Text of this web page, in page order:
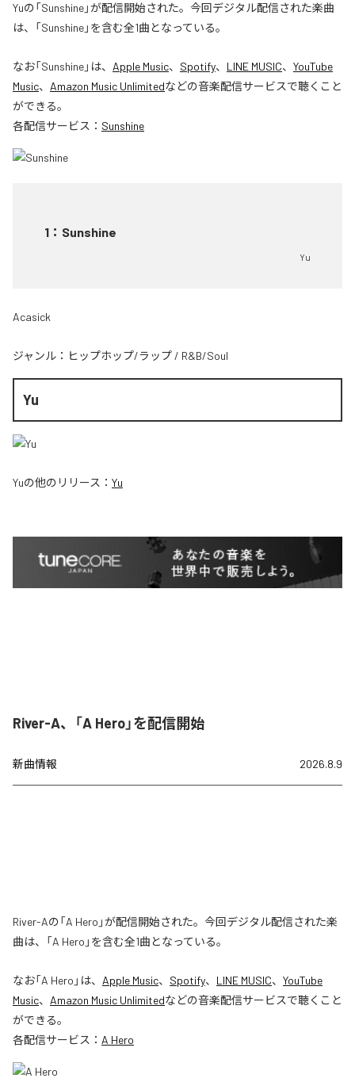
Yuの「Sunshine」が配信開始された。今回デジタル配信された楽曲
は、「Sunshine」を含む全1曲となっている。
なお「Sunshine」は、 Apple Music、 Spotify、 LINE MUSIC、 YouTube
Music、 Amazon Music Unlimitedなどの音楽配信サービスで聴くこと
ができる。
各配信サービス： Sunshine
1 ： Sunshine
Yu
Acasick
ジャンル： ヒップホップ/ラップ / R&B/Soul
Yu
Yuの他のリリース： Yu
River-A、「A Hero」を配信開始
新曲情報 2026.8.9
River-Aの「A Hero」が配信開始された。今回デジタル配信された楽
曲は、「A Hero」を含む全1曲となっている。
なお「A Hero 」は、 Apple Music、 Spotify、 LINE MUSIC、 YouTube
Music、 Amazon Music Unlimitedなどの音楽配信サービスで聴くこと
ができる。
各配信サービス： A Hero